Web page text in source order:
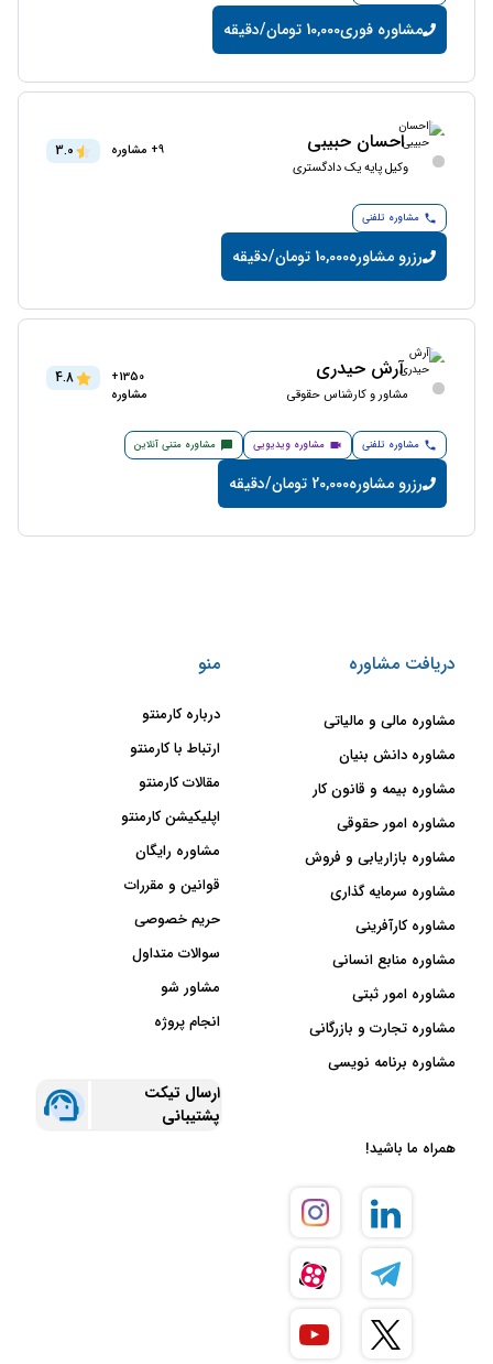
مشاوره فوری10,000 تومان/دقیقه
احسان حبیبی
وکیل پایه یک دادگستری
9+ مشاوره 3.0
مشاوره تلفنی
رزرو مشاوره10,000 تومان/دقیقه
آرش حیدری
مشاور و کارشناس حقوقی
1350+
مشاوره
4.8
مشاوره تلفنی مشاوره ویدیویی مشاوره متنی آنلاین
رزرو مشاوره20,000 تومان/دقیقه
دریافت مشاوره
مشاوره مالی و مالیاتی
مشاوره دانش بنیان
مشاوره بیمه و قانون کار
مشاوره امور حقوقی
مشاوره بازاریابی و فروش
مشاوره سرمایه گذاری
مشاوره کارآفرینی
مشاوره منابع انسانی
مشاوره امور ثبتی
مشاوره تجارت و بازرگانی
مشاوره برنامه نویسی
منو
درباره کارمنتو
ارتباط با کارمنتو
مقالات کارمنتو
اپلیکیشن کارمنتو
مشاوره رایگان
قوانین و مقررات
حریم خصوصی
سوالات متداول
مشاور شو
انجام پروژه
ارسال تیکت
پشتیبانی
همراه ما باشید!